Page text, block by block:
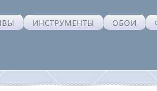
ИНСТРУМЕНТЫ ОБОИ